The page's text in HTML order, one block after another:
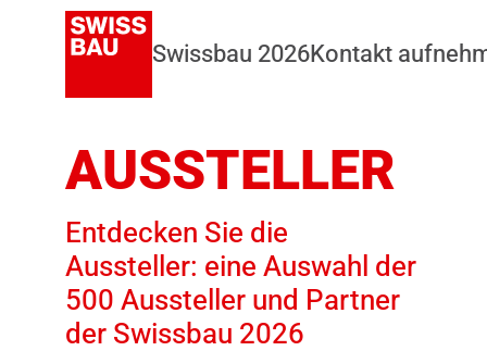
Swissbau 2026Kontakt
AUSSTELLER
Entdecken Sie die
Aussteller: eine Auswahl der
500 Aussteller und Partner
der Swissbau 2026